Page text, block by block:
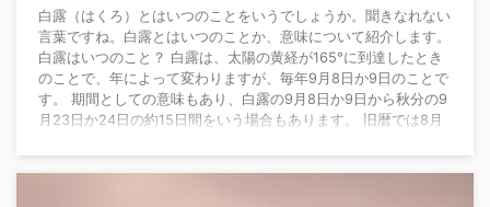
白露（はくろ）とはいつのことをいうでしょうか。聞きなれない
言葉ですね。白露とはいつのことか、意味について紹介します。
白露はいつのこと？ 白露は、太陽の黄経が165°に到達したとき
のことで、年によって変わりますが、毎年9月8日か9日のことで
す。 期間としての意味もあり、白露の9月8日か9日から秋分の9
月23日か24日の約15日間をいう場合もあります。 旧暦では8月